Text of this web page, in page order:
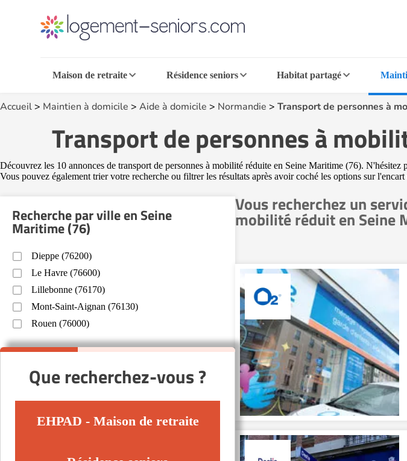
Maison de retraite Résidence seniors Habitat partagé
Accueil> Maintien à domicile > Aide à domicile > Normandie > Transport de personnes à
Transport de personnes à
Découvrez les 10 annonces de transport de personnes à mobilité réduite en Seine Maritime (76).
Vous pouvez également trier votre recherche ou filtrer les résultats après avoir coché les options sur
Vous recherchez un
mobilité réduit en Seine
Recherche par ville en Seine
Maritime (76)
Dieppe (76200)
Le Havre (76600)
Lillebonne (76170)
Mont-Saint-Aignan (76130)
Rouen (76000)
Que recherchez-vous ?
EHPAD - Maison de retraite